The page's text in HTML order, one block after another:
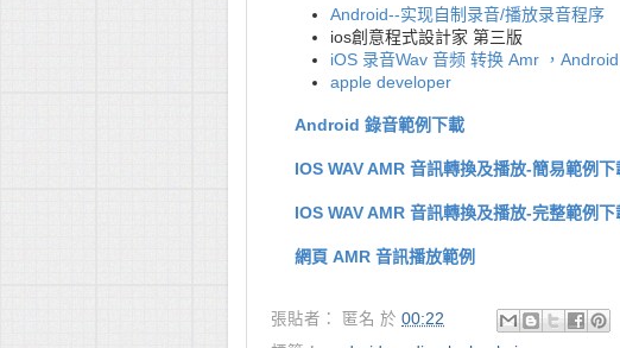
Android--实现自制录音/播放录音程序
ios創意程式設計家 第三版
iOS 录音Wav 音频 转换 Amr ，
apple developer
Android 錄音範例下載
IOS WAV AMR 音訊轉換及播放-簡易範例
IOS WAV AMR 音訊轉換及播放-完整範例
網頁 AMR 音訊播放範例
張貼者： 匿名 於 00:22